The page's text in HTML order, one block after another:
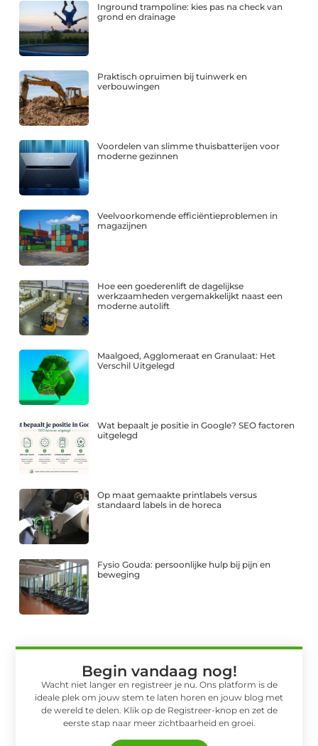
Inground trampoline: kies pas na check van
grond en drainage
Praktisch opruimen bij tuinwerk en
verbouwingen
Voordelen van slimme thuisbatterijen voor
moderne gezinnen
Veelvoorkomende efficiëntieproblemen in
magazijnen
Hoe een goederenlift de dagelijkse
werkzaamheden vergemakkelijkt naast een
moderne autolift
Maalgoed, Agglomeraat en Granulaat: Het
Verschil Uitgelegd
Wat bepaalt je positie in Google? SEO factoren
uitgelegd
Op maat gemaakte printlabels versus
standaard labels in de horeca
Fysio Gouda: persoonlijke hulp bij pijn en
beweging
Begin vandaag nog!
Wacht niet langer en registreer je nu. Ons platform is de
ideale plek om jouw stem te laten horen en jouw blog met
de wereld te delen. Klik op de Registreer-knop en zet de
eerste stap naar meer zichtbaarheid en groei.